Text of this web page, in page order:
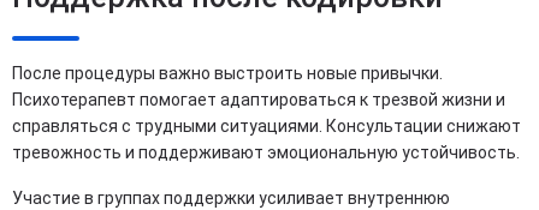
После процедуры важно выстроить новые привычки.
Психотерапевт помогает адаптироваться к трезвой жизни и
справляться с трудными ситуациями. Консультации снижают
тревожность и поддерживают эмоциональную устойчивость.
Участие в группах поддержки усиливает внутреннюю